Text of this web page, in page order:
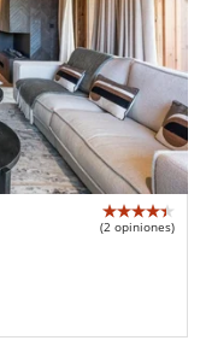
(2 opiniones)